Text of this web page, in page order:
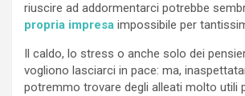
riuscire ad addormentarci potrebbe
propria impresa impossibile per
Il caldo, lo stress o anche solo dei
vogliono lasciarci in pace: ma,
potremmo trovare degli alleati molto utili